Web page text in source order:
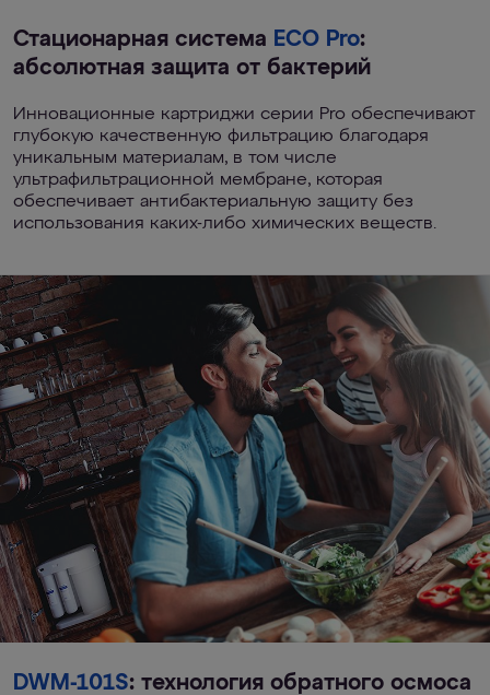
Стационарная система ECO Pro:
абсолютная защита от бактерий
Инновационные картриджи серии Pro обеспечивают
глубокую качественную фильтрацию благодаря
уникальным материалам, в том числе
ультрафильтрационной мембране, которая
обеспечивает антибактериальную защиту без
использования каких-либо химических веществ.
DWM-101S: технология обратного осмоса